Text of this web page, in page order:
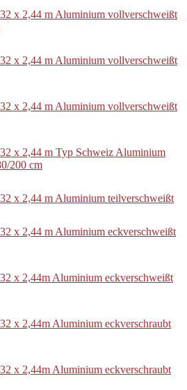
x 2,44 m Aluminium vollverschweißt
x 2,44 m Aluminium vollverschweißt
x 2,44 m Aluminium vollverschweißt
x 2,44 m Typ Schweiz Aluminium
200 cm
x 2,44 m Aluminium teilverschweißt
x 2,44 m Aluminium eckverschweißt
x 2,44m Aluminium eckverschweißt
x 2,44m Aluminium eckverschraubt
x 2,44m Aluminium eckverschraubt